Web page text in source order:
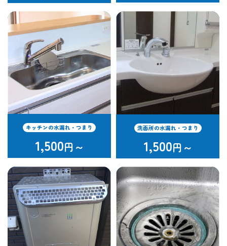
キッチンの水漏れ・つまり
1,500円～
洗面所の水漏れ・つまり
1,500円～